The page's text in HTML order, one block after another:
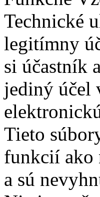
Technické
legitímny
si účastník
jediný účel
Tieto
funkcií ako
a sú